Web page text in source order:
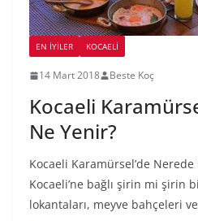
EN İYILER KOCAELI
14 Mart 2018 Beste Koç
Kocaeli
Ne Yenir?
Kocaeli Karamürsel’de
Kocaeli’ne bağlı şirin mi şirin
lokantaları, meyve bahçeleri